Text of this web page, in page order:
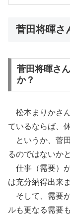
菅田将暉さ
菅田将暉さ
か？
松本まりかさ
ているならば、
というか、 菅
るのではないか
仕事（需要）が
は充分納得出来ま
そして、需要
ルも更なる需要